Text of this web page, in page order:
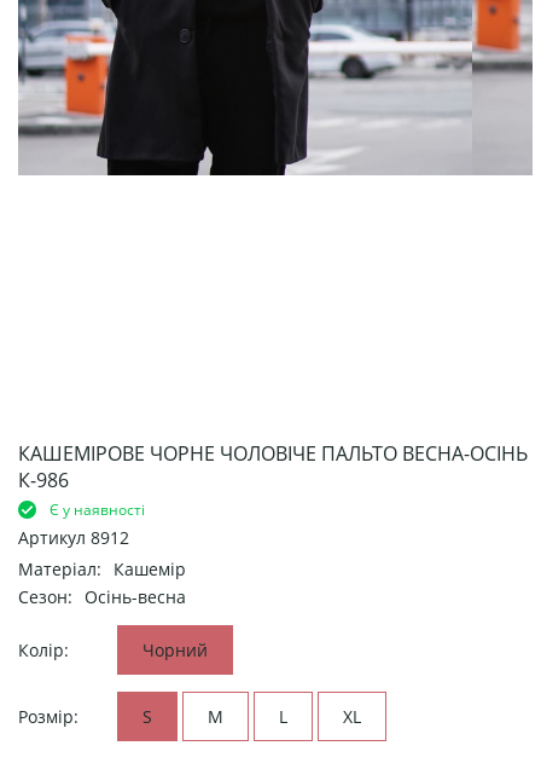
КАШЕМІРОВЕ ЧОРНЕ ЧОЛОВІЧЕ ПАЛЬТО ВЕСНА-ОСІНЬ
К-986
Є у наявності
Артикул 8912
Матеріал:
Кашемір
Сезон: Осінь-весна
Колір: Чорний
Розмір: S M L XL